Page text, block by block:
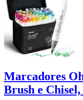
Marcadores
Brush e